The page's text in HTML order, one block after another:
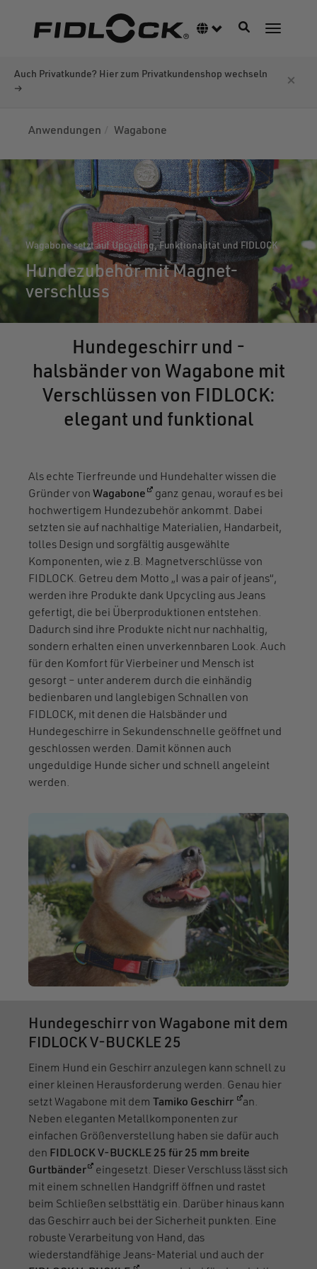
Sprachumschalter
Navigation
Auch Privatkunde? Hier zum Privatkundenshop wechseln
→
×
Anwendungen Wagabone
Wagabone setzt auf Upcycling, Funktionalität und FIDLOCK
Hundezubehör mit Magnet-
verschluss
Hundegeschirr und -
halsbänder von Wagabone mit
Verschlüssen von FIDLOCK:
elegant und funktional
Als echte Tierfreunde und Hundehalter wissen die
Gründer von Wagabone(öffnet in einem neuen Fenster)
ganz genau, worauf es bei
hochwertigem Hundezubehör ankommt. Dabei
setzten sie auf nachhaltige Materialien, Handarbeit,
tolles Design und sorgfältig ausgewählte
Komponenten, wie z.B. Magnetverschlüsse von
FIDLOCK. Getreu dem Motto „I was a pair of jeans“,
werden ihre Produkte dank Upcycling aus Jeans
gefertigt, die bei Überproduktionen entstehen.
Dadurch sind ihre Produkte nicht nur nachhaltig,
sondern erhalten einen unverkennbaren Look. Auch
für den Komfort für Vierbeiner und Mensch ist
gesorgt – unter anderem durch die einhändig
bedienbaren und langlebigen Schnallen von
FIDLOCK, mit denen die Halsbänder und
Hundegeschirre in Sekundenschnelle geöffnet und
geschlossen werden. Damit können auch
ungeduldige Hunde sicher und schnell angeleint
werden.
Hundegeschirr von Wagabone mit dem
FIDLOCK V-BUCKLE 25
Einem Hund ein Geschirr anzulegen kann schnell zu
einer kleinen Herausforderung werden. Genau hier
setzt Wagabone mit dem Tamiko Geschirr (öffnet in
an.
Neben eleganten Metallkomponenten zur
einfachen Größenverstellung haben sie dafür auch
den FIDLOCK V-BUCKLE 25 für 25 mm breite
Gurtbänder(öffnet in einem neuen Fenster)
eingesetzt. Dieser Verschluss lässt sich
mit einem schnellen Handgriff öffnen und rastet
beim Schließen selbsttätig ein. Darüber hinaus kann
das Geschirr auch bei der Sicherheit punkten. Eine
robuste Verarbeitung von Hand, das
wiederstandfähige Jeans-Material und auch der